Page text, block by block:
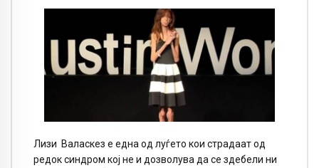
Лизи Валаскез е една од луѓето кои страдаат од
редок синдром кој не и дозволува да се здебели ни